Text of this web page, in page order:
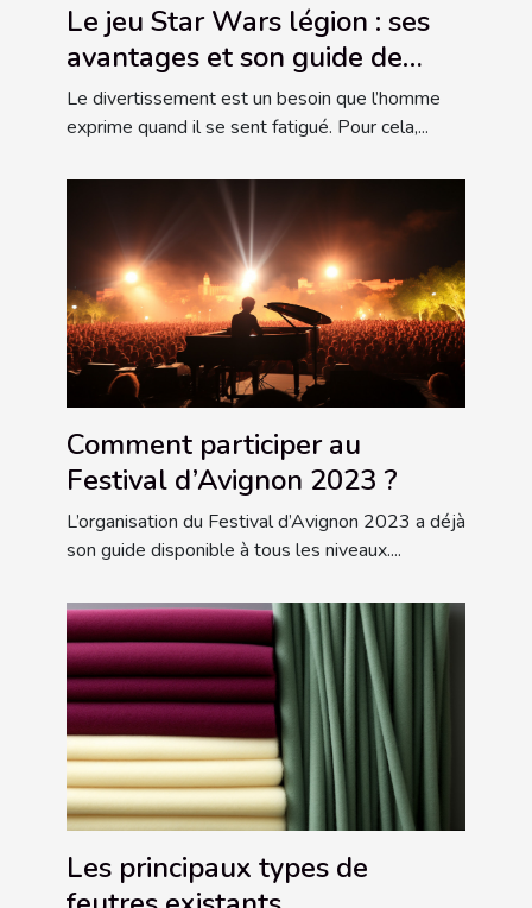
Le jeu Star Wars légion : ses
avantages et son guide de
choix
Le divertissement est un besoin que l’homme
exprime quand il se sent fatigué. Pour cela,...
Comment participer au
Festival d’Avignon 2023 ?
L’organisation du Festival d’Avignon 2023 a déjà
son guide disponible à tous les niveaux....
Les principaux types de